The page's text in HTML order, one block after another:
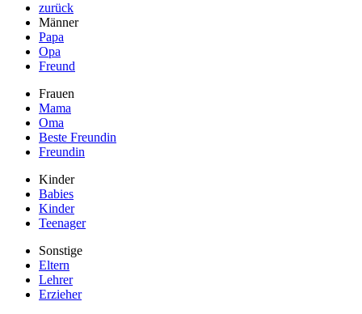
zurück
Männer
Papa
Opa
Freund
Frauen
Mama
Oma
Beste Freundin
Freundin
Kinder
Babies
Kinder
Teenager
Sonstige
Eltern
Lehrer
Erzieher